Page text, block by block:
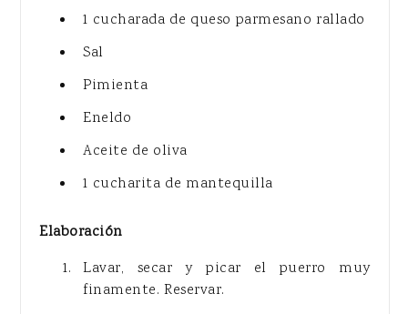
1 cucharada de queso parmesano rallado
Sal
Pimienta
Eneldo
Aceite de oliva
1 cucharita de mantequilla
Elaboración
Lavar, secar y picar el puerro muy
finamente. Reservar.